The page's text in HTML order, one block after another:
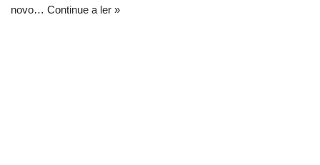
novo… Continue a ler »